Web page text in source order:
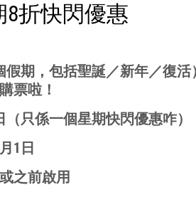
折快閃優惠
假期，包括聖誕／新年／復
票啦！
只係一個星期快閃優惠咋）
1日
之前啟用